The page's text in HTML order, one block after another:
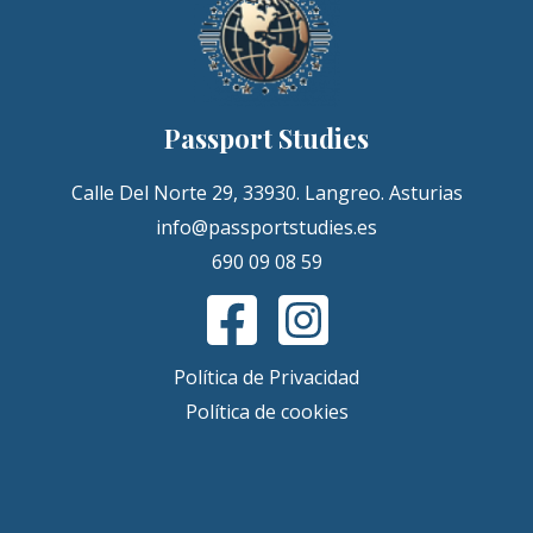
Passport Studies
Calle Del Norte 29, 33930. Langreo. Asturias
info@passportstudies.es
690 09 08 59
Política de Privacidad
Política de cookies